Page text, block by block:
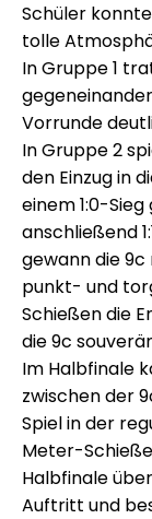
Schüler
tolle
In Gruppe 1
Vorrunde
In Gruppe 2
den Einzug in
einem 1:0-
anschließend
gewann die 9c
punkt- und
Schießen die
die 9c
Im Halbfinale
zwischen der
Spiel in der
Meter-
Halbfinale
Auftritt und